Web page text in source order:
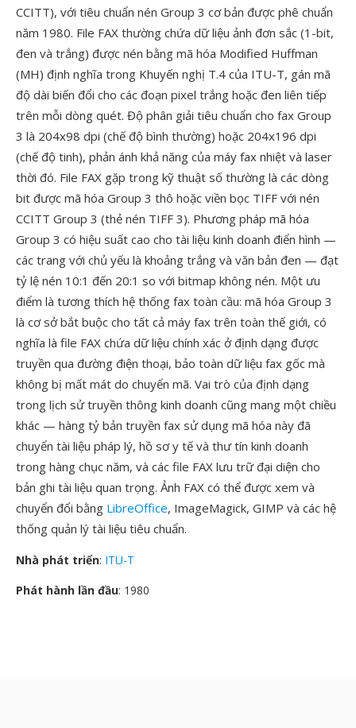
CCITT), với tiêu chuẩn nén Group 3 cơ bản được phê chuẩn
năm 1980. File FAX thường chứa dữ liệu ảnh đơn sắc (1-bit,
đen và trắng) được nén bằng mã hóa Modified Huffman
(MH) định nghĩa trong Khuyến nghị T.4 của ITU-T, gán mã
độ dài biến đổi cho các đoạn pixel trắng hoặc đen liên tiếp
trên mỗi dòng quét. Độ phân giải tiêu chuẩn cho fax Group
3 là 204x98 dpi (chế độ bình thường) hoặc 204x196 dpi
(chế độ tinh), phản ánh khả năng của máy fax nhiệt và laser
thời đó. File FAX gặp trong kỹ thuật số thường là các dòng
bit được mã hóa Group 3 thô hoặc viền bọc TIFF với nén
CCITT Group 3 (thẻ nén TIFF 3). Phương pháp mã hóa
Group 3 có hiệu suất cao cho tài liệu kinh doanh điển hình —
các trang với chủ yếu là khoảng trắng và văn bản đen — đạt
tỷ lệ nén 10:1 đến 20:1 so với bitmap không nén. Một ưu
điểm là tương thích hệ thống fax toàn cầu: mã hóa Group 3
là cơ sở bắt buộc cho tất cả máy fax trên toàn thế giới, có
nghĩa là file FAX chứa dữ liệu chính xác ở định dạng được
truyền qua đường điện thoại, bảo toàn dữ liệu fax gốc mà
không bị mất mát do chuyển mã. Vai trò của định dạng
trong lịch sử truyền thông kinh doanh cũng mang một chiều
khác — hàng tỷ bản truyền fax sử dụng mã hóa này đã
chuyển tài liệu pháp lý, hồ sơ y tế và thư tín kinh doanh
trong hàng chục năm, và các file FAX lưu trữ đại diện cho
bản ghi tài liệu quan trọng. Ảnh FAX có thể được xem và
chuyển đổi bằng LibreOffice, ImageMagick, GIMP và các hệ
thống quản lý tài liệu tiêu chuẩn.
Nhà phát triển: ITU-T
Phát hành lần đầu: 1980